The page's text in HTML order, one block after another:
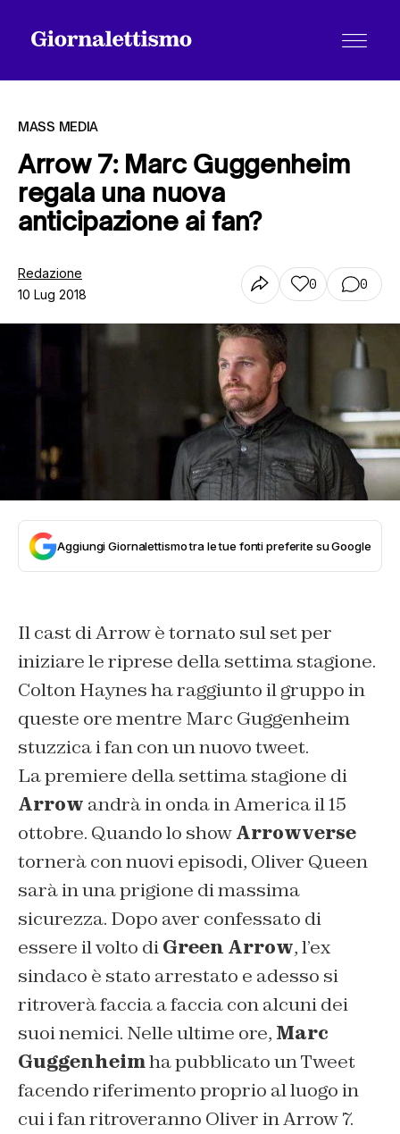
Tutti gli articoli
Chi siamo
Contatti
MASS MEDIA
Arrow 7: Marc Guggenheim
regala una nuova
anticipazione ai fan?
Redazione
10 Lug 2018
0 0
Aggiungi Giornalettismo tra le tue fonti preferite su Google
Il cast di Arrow è tornato sul set per
iniziare le riprese della settima stagione.
Colton Haynes ha raggiunto il gruppo in
queste ore mentre Marc Guggenheim
stuzzica i fan con un nuovo tweet.
La premiere della settima stagione di
Arrow andrà in onda in America il 15
ottobre. Quando lo showArrowverse
tornerà con nuovi episodi, Oliver Queen
sarà in una prigione di massima
sicurezza. Dopo aver confessato di
essere il volto diGreen Arrow, l’ex
sindaco è stato arrestato e adesso si
ritroverà faccia a faccia con alcuni dei
suoi nemici. Nelle ultime ore, Marc
Guggenheimha pubblicato un Tweet
facendo riferimento proprio al luogo in
cui i fan ritroveranno Oliver in Arrow 7.